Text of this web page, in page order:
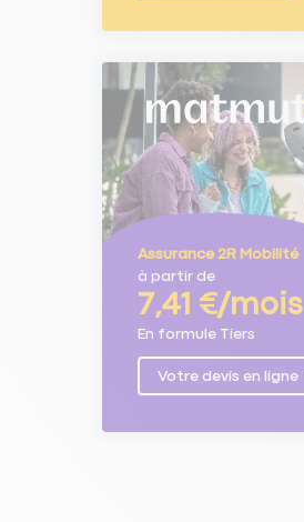
Assurance 2R Mobilité
à partir de
7,41 €/mois
En formule Tiers
Votre devis en ligne